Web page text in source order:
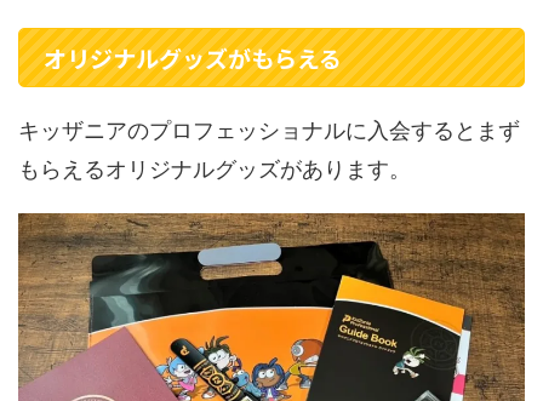
オリジナルグッズがもらえる
キッザニアのプロフェッショナルに入会するとまず
もらえるオリジナルグッズがあります。